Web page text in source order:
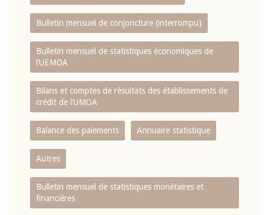
Bulletin mensuel de conjoncture (interrompu)
Bulletin mensuel de statistiques économiques de
l‘UEMOA
Bilans et comptes de résultats des établissements de
crédit de l‘UMOA
Balance des paiements Annuaire statistique
Autres
Bulletin mensuel de statistiques monétaires et
financières